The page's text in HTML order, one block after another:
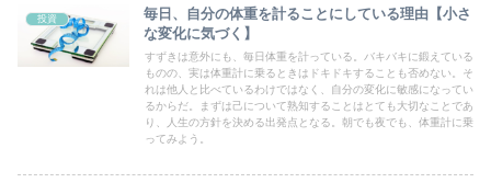
投資
毎日、自分の体重を計ることにしている理由【小さ
な変化に気づく】
すずきは意外にも、毎日体重を計っている。バキバキに鍛えている
ものの、実は体重計に乗るときはドキドキすることも否めない。そ
れは他人と比べているわけではなく、自分の変化に敏感になってい
るからだ。まずは己について熟知することはとても大切なことであ
り、人生の方針を決める出発点となる。朝でも夜でも、体重計に乗
ってみよう。